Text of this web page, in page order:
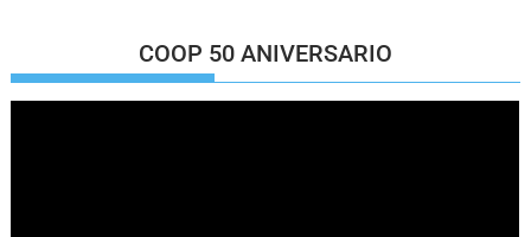
COOP 50 ANIVERSARIO